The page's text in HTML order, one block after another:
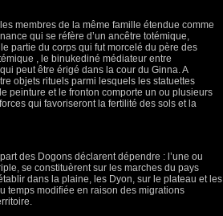
membres de la même famille étendue comme
qui se réfère d’un ancêtre totémique,
partie du corps qui fut morcelé du père des
, le binukediné médiateur entre
peut être érigé dans la cour du Ginna. A
objets rituels parmi lesquels les statuettes
peinture et le fronton comporte un ou plusieurs
qui favoriseront la fertilité des sols et la
des Dogons déclarent dépendre : l’une ou
se constituèrent sur les marches du pays
dans la plaine, les Dyon, sur le plateau et les
temps modifiée en raison des migrations